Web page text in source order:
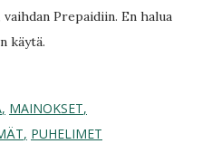
Prepaidiin. En halua
käytä.
MAINOKSET
PUHELIMET